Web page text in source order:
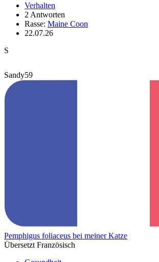
Verhalten
2 Antworten
Rasse: Maine Coon
22.07.26
S
Sandy59
Pemphigus foliaceus bei meiner Katze
Übersetzt Französisch